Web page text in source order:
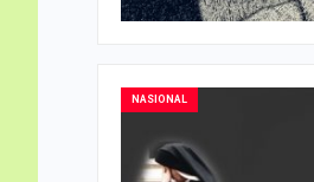
NASIONAL